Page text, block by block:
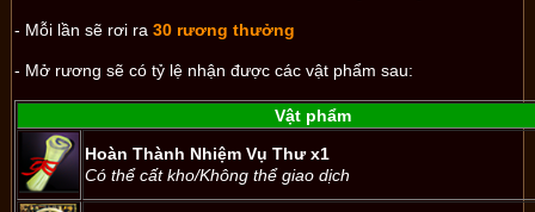
- Mỗi lần sẽ rơi ra30 rương thưởng
- Mở rương sẽ có tỷ lệ nhận được các vật phẩm sau:
Vật phẩm
Hoàn Thành Nhiệm Vụ Thư x1
Có thể cất kho/Không thể giao dịch